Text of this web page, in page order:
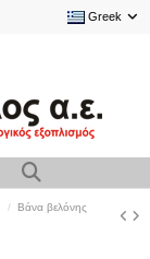
Greek
Βάνα βελόνης